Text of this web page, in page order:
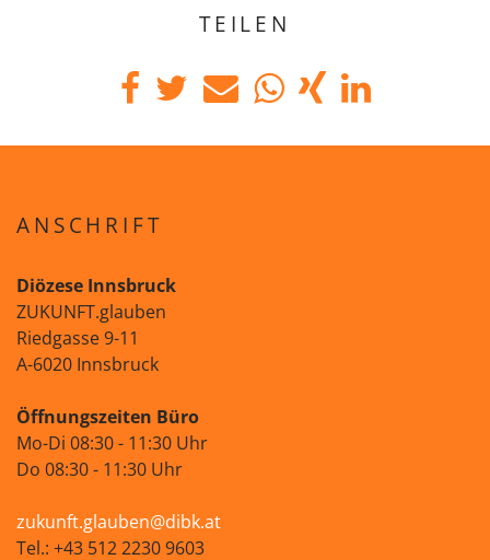
TEILEN
ANSCHRIFT
Diözese Innsbruck
ZUKUNFT.glauben
Riedgasse 9-11
A-6020 Innsbruck
Öffnungszeiten Büro
Mo-Di 08:30 - 11:30 Uhr
Do 08:30 - 11:30 Uhr
zukunft.glauben@dibk.at
Tel.: +43 512 2230 9603